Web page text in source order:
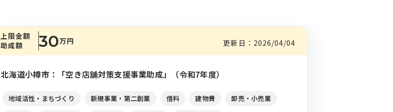
上限金額
助成額
30万円 更新日： 2026/04/04
北海道小樽市：「空き店舗対策支援事業助成」（令和7年度）
地域活性・まちづくり 新規事業・第二創業 借料 建物費
卸売・小売業